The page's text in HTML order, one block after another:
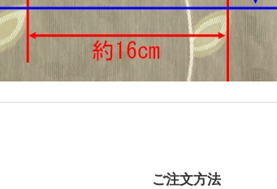
ご注文方法